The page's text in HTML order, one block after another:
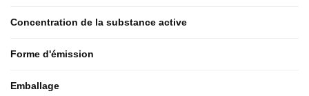
Concentration de la substance active
Forme d'émission
Emballage